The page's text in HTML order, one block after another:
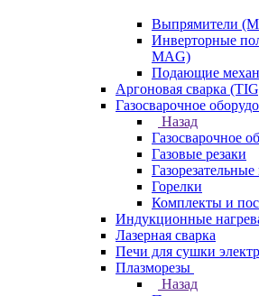
Выпрямители
Инверторные
MAG)
Подающие
Аргоновая сварка
Газосварочное
Назад
Газосварочное
Газовые резаки
Горелки
Комплекты и
Индукционные
Лазерная сварка
Печи для сушки
Плазморезы
Назад